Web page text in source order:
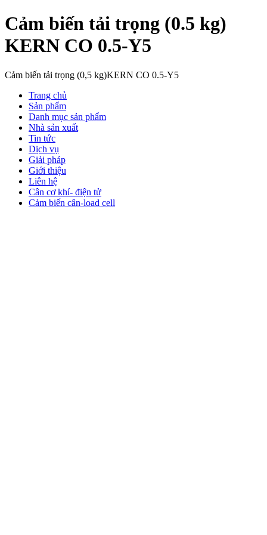
Cảm biến tải trọng (0.5 kg)
KERN CO 0.5-Y5
Cảm biến tải trọng (0,5 kg)KERN CO 0.5-Y5
Trang chủ
Sản phẩm
Danh mục sản phẩm
Nhà sản xuất
Tin tức
Dịch vụ
Giải pháp
Giới thiệu
Liên hệ
Cân cơ khí- điện tử
Cảm biến cân-load cell